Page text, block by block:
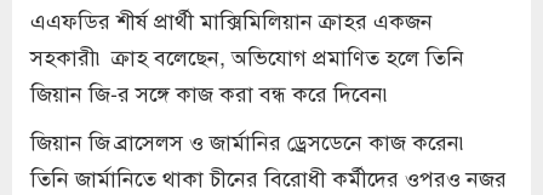
এএফডির শীর্ষ প্রার্থী মাক্সিমিলিয়ান ক্রাহর একজন
সহকারী৷ ক্রাহ বলেছেন, অভিযোগ প্রমাণিত হলে তিনি
জিয়ান জি-র সঙ্গে কাজ করা বন্ধ করে দিবেন৷
জিয়ান জি ব্রাসেলস ও জার্মানির ড্রেসডেনে কাজ করেন৷
তিনি জার্মানিতে থাকা চীনের বিরোধী কর্মীদের ওপরও নজর